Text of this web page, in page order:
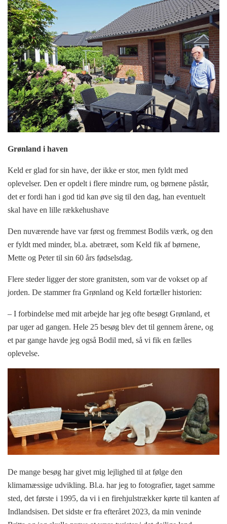
Grønland i haven
Keld er glad for sin have, der ikke er stor, men fyldt med
oplevelser. Den er opdelt i flere mindre rum, og børnene påstår,
det er fordi han i god tid kan øve sig til den dag, han eventuelt
skal have en lille rækkehushave
Den nuværende have var først og fremmest Bodils værk, og den
er fyldt med minder, bl.a. abetræet, som Keld fik af børnene,
Mette og Peter til sin 60 års fødselsdag.
Flere steder ligger der store granitsten, som var de vokset op af
jorden. De stammer fra Grønland og Keld fortæller historien:
– I forbindelse med mit arbejde har jeg ofte besøgt Grønland, et
par uger ad gangen. Hele 25 besøg blev det til gennem årene, og
et par gange havde jeg også Bodil med, så vi fik en fælles
oplevelse.
De mange besøg har givet mig lejlighed til at følge den
klimamæssige udvikling. Bl.a. har jeg to fotografier, taget samme
sted, det første i 1995, da vi i en firehjulstrækker kørte til kanten af
Indlandsisen. Det sidste er fra efteråret 2023, da min veninde